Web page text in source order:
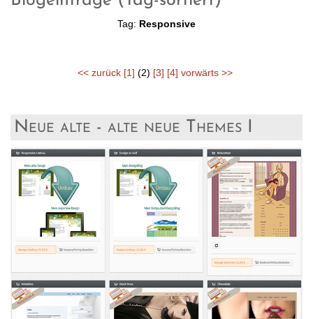
Tag: Responsive
<< zurück [1] (2) [3] [4] vorwärts >>
Neue alte - alte neue Themes I